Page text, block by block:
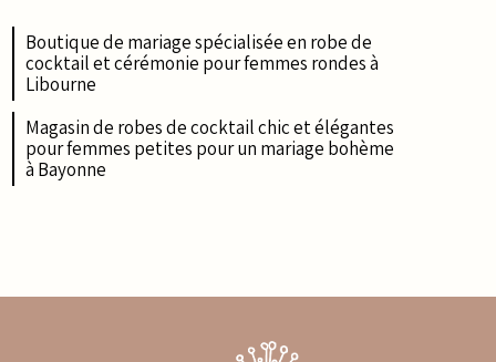
Boutique de mariage spécialisée en robe de
cocktail et cérémonie pour femmes rondes à
Libourne
Magasin de robes de cocktail chic et élégantes
pour femmes petites pour un mariage bohème
à Bayonne